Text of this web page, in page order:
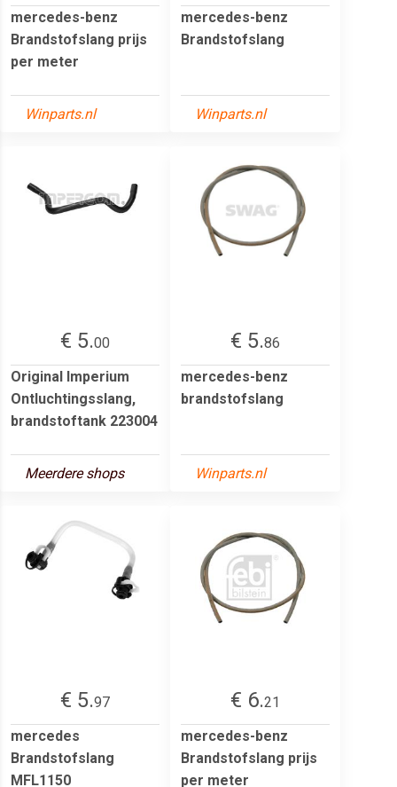
mercedes-benz
Brandstofslang prijs
per meter
Winparts.nl
mercedes-benz
Brandstofslang
Winparts.nl
€ 5.00
Original Imperium
Ontluchtingsslang,
brandstoftank 223004
Meerdere shops
€ 5.86
mercedes-benz
brandstofslang
Winparts.nl
€ 5.97
mercedes
Brandstofslang
MFL1150
€ 6.21
mercedes-benz
Brandstofslang prijs
per meter